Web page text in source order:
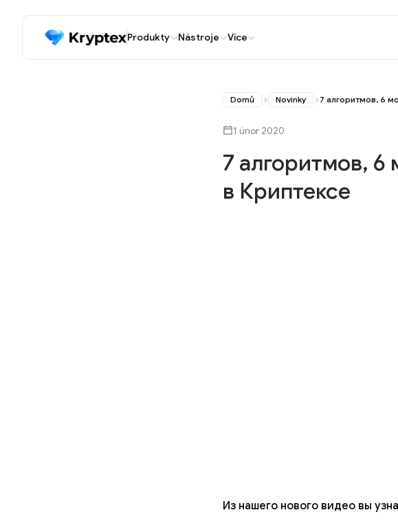
Produkty Nástroje Více
Domů Novinky 7 алгоритмов, 6
1 únor 2020
7 алгоритмов, 6
в Криптексе
Из нашего нового видео вы